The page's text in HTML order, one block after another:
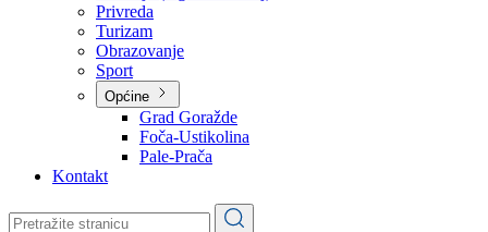
O kantonu
Simboli kantona (Grb, zastava)
Historija (digitalni muzej)
Privreda
Turizam
Obrazovanje
Općine
Pale-Prača